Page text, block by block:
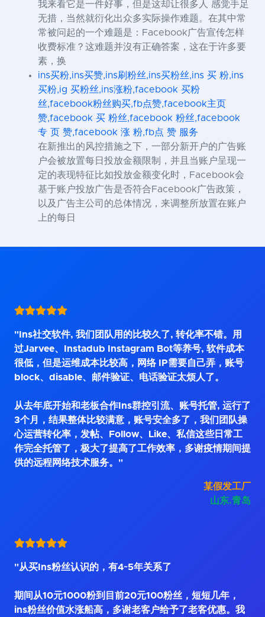
我来看它是一件好事，但是这却让很多人 感觉手足
无措，当然就衍化出众多实际操作难题。在其中常
常被问起的一个难题是：Facebook广告宣传怎样
收费标准？这难题并沒有正确答案，这在于许多要
素，换
ins买粉,ins买赞,ins刷粉丝,ins买粉丝,ins 买 粉,ins
买粉,ig 买粉丝,ins涨粉,facebook 买粉
丝,facebook粉丝购买,fb点赞,facebook主页
赞,facebook 买 粉丝,facebook 粉丝,facebook
专 页 赞,facebook 涨 粉,fb点 赞 服务
在新推出的风控措施之下，一部分新开户的广告账
户会被放置每日投放金额限制，并且当账户呈现一
定的表现特征比如投放金额变化时，Facebook会
基于账户投放广告是否符合Facebook广告政策，
以及广告主公司的总体情况，来调整所放置在账户
上的每日
"Ins社交软件, 我们团队用的比较久了, 转化率不错。用
过Jarvee、Instadub Instagram Bot等养号, 软件成本
很低，但是运维成本比较高，网络 IP需要自己弄，账号
block、disable、邮件验证、电话验证太烦人了。
从去年底开始和老板合作Ins群控引流、账号托管, 运行了
3个月，结果整体比较满意，账号安全多了，我们团队操
心运营转化率，发帖、Follow、Like、私信这些日常工
作完全托管了，极大了提高了工作效率，多谢疫情期间提
供的远程网络技术服务。"
某假发工厂
山东.青岛
"从买Ins粉丝认识的，有4~5年关系了
期间从10元1000粉到目前20元100粉丝，短短几年，
ins粉丝价值水涨船高，多谢老客户给予了老客优惠。我